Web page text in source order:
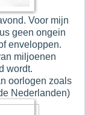
Voor mijn
geen ongein
enveloppen.
miljoenen
wordt.
oorlogen zoals
Nederlanden)